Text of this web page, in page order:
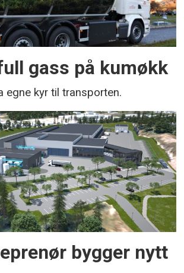
gass på kumøkk
egne kyr til transporten.
bygger nytt